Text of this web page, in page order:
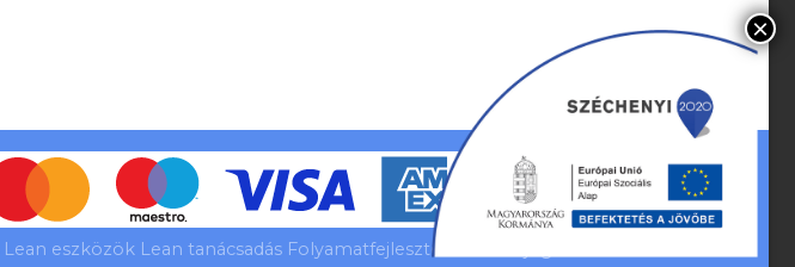
eszközök Lean tanácsadás Folyamatfejlesztés Minden jog fenntartva